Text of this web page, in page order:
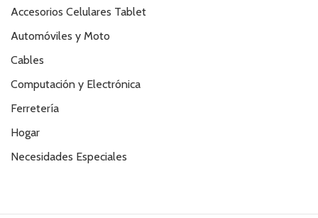
Accesorios Celulares Tablet
Automóviles y Moto
Cables
Computación y Electrónica
Ferretería
Hogar
Necesidades Especiales